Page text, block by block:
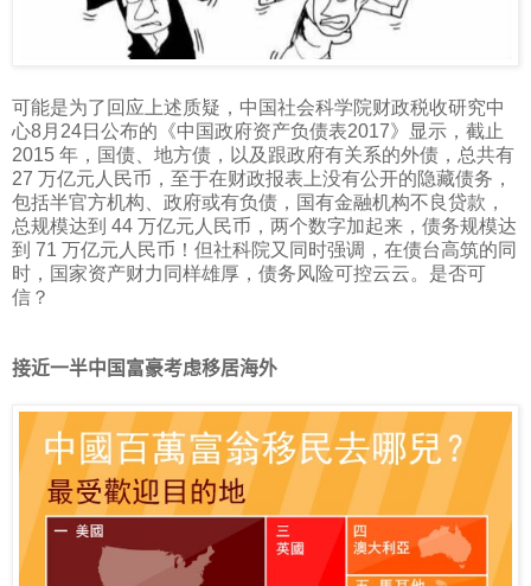
可能是为了回应上述质疑，中国社会科学院财政税收研究中
心8月 24日公布的《中国政府资产负债表2017》显示，截止
2015 年，国债、地方债，以及跟政府有关系的外债，总共有
27 万亿元人民币，至于在财政报表上没有公开的隐藏债务，
包括半官方机构、政府或有负债，国有金融机构不良贷款，
总规模达到 44 万亿元人民币，两个数字加起来，债务规模达
到 71 万亿元人民币！但社科院又同时强调，在债台高筑的同
时，国家资产财力同样雄厚，债务风险可控云云。是否可
信？
接近一半中国富豪考虑移居海外